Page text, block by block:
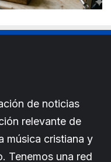
de noticias
relevante de
música cristiana y
Tenemos una red